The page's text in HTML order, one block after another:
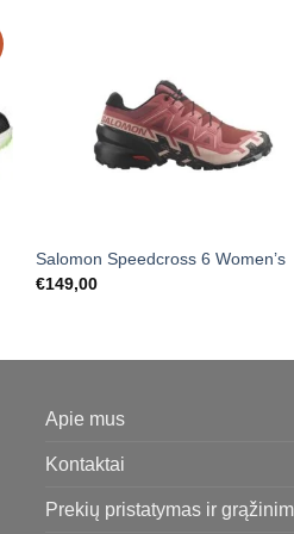
Salomon Speedcross 6 Women’s
€149,00
Apie mus
Kontaktai
Prekių pristatymas ir